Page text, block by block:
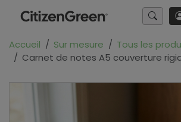
Accueil Sur mesure
Tous les
Carnet de notes A5 couverture